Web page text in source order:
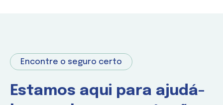
Encontre o seguro certo
Estamos aqui para ajudá-